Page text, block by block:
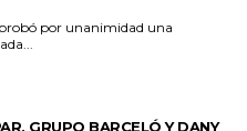
por unanimidad una
GRUPO BARCELÓ Y DANY